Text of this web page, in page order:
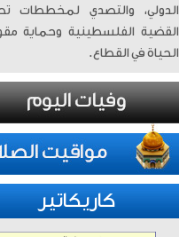
الدولي، والتصدي لمخططات
القضية الفلسطينية وحماية
الحياة في القطاع.
كاريكاتير